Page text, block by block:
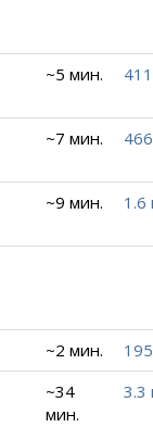
~5 мин.
~7 мин.
~9 мин. 1.6
~2 мин.
~34
мин.
3.3